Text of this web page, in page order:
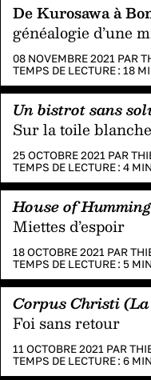
De Kurosawa à
généalogie d’une
08 NOVEMBRE 2021 PAR
TEMPS DE LECTURE : 18
Un bistrot sans
Sur la toile blanche
25 OCTOBRE 2021 PAR
TEMPS DE LECTURE : 4
House of
Miettes d’espoir
18 OCTOBRE 2021 PAR
TEMPS DE LECTURE : 5
Corpus Christi
Foi sans retour
11 OCTOBRE 2021 PAR
TEMPS DE LECTURE : 6